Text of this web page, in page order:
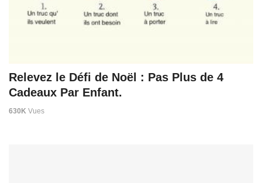
Relevez le Défi de Noël : Pas Plus de 4
Cadeaux Par Enfant.
630K Vues